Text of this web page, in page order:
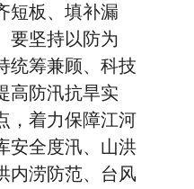
短板、填补漏
要坚持以防为
统筹兼顾、科技
高防汛抗旱实
，着力保障江河
安全度汛、山洪
内涝防范、台风